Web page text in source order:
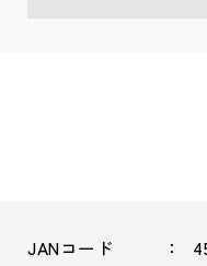
JANコード